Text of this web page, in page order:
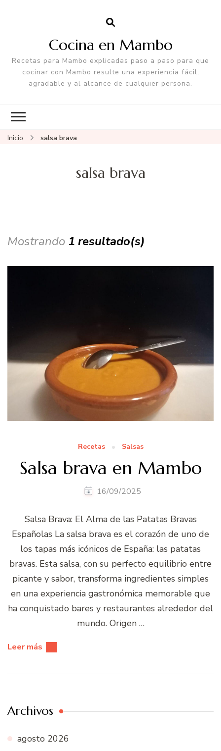
Cocina en Mambo
Recetas para Mambo explicadas paso a paso para que
cocinar con Mambo resulte una experiencia fácil,
agradable y al alcance de cualquier persona.
Inicio salsa brava
salsa brava
Mostrando 1 resultado(s)
Recetas Salsas
Salsa brava en Mambo
16/09/2025
Salsa Brava: El Alma de las Patatas Bravas
Españolas La salsa brava es el corazón de uno de
los tapas más icónicos de España: las patatas
bravas. Esta salsa, con su perfecto equilibrio entre
picante y sabor, transforma ingredientes simples
en una experiencia gastronómica memorable que
ha conquistado bares y restaurantes alrededor del
mundo. Origen …
Leer más
Archivos
agosto 2026